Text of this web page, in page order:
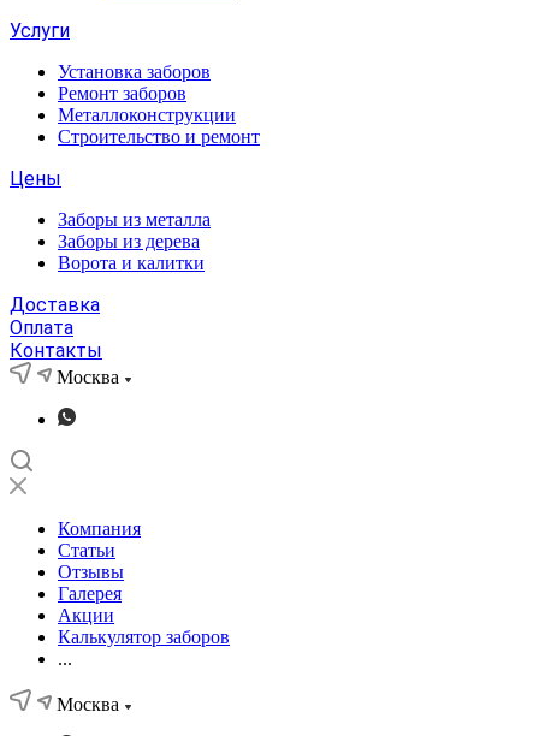
Услуги
Установка заборов
Ремонт заборов
Металлоконструкции
Строительство и ремонт
Цены
Заборы из металла
Заборы из дерева
Ворота и калитки
Доставка
Оплата
Контакты
Москва
Компания
Статьи
Отзывы
Галерея
Акции
Калькулятор заборов
...
Москва